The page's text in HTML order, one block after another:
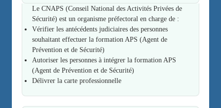
Le CNAPS (Conseil National des Activités Privées de
Sécurité) est un organisme préfectoral en charge de :
Vérifier les antécédents judiciaires des personnes
souhaitant effectuer la formation APS (Agent de
Prévention et de Sécurité)
Autoriser les personnes à intégrer la formation APS
(Agent de Prévention et de Sécurité)
Délivrer la carte professionnelle